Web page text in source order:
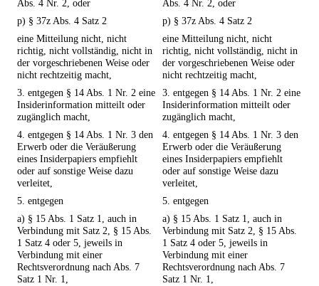
Abs. 4 Nr. 2, oder
Abs. 4 Nr. 2, oder
p) § 37z Abs. 4 Satz 2
p) § 37z Abs. 4 Satz 2
eine Mitteilung nicht, nicht
richtig, nicht vollständig, nicht in
der vorgeschriebenen Weise oder
nicht rechtzeitig macht,
eine Mitteilung nicht, nicht
richtig, nicht vollständig, nicht in
der vorgeschriebenen Weise oder
nicht rechtzeitig macht,
3. entgegen § 14 Abs. 1 Nr. 2 eine
Insiderinformation mitteilt oder
zugänglich macht,
3. entgegen § 14 Abs. 1 Nr. 2 eine
Insiderinformation mitteilt oder
zugänglich macht,
4. entgegen § 14 Abs. 1 Nr. 3 den
Erwerb oder die Veräußerung
eines Insiderpapiers empfiehlt
oder auf sonstige Weise dazu
verleitet,
4. entgegen § 14 Abs. 1 Nr. 3 den
Erwerb oder die Veräußerung
eines Insiderpapiers empfiehlt
oder auf sonstige Weise dazu
verleitet,
5. entgegen
5. entgegen
a) § 15 Abs. 1 Satz 1, auch in
Verbindung mit Satz 2, § 15 Abs.
1 Satz 4 oder 5, jeweils in
Verbindung mit einer
Rechtsverordnung nach Abs. 7
Satz 1 Nr. 1,
a) § 15 Abs. 1 Satz 1, auch in
Verbindung mit Satz 2, § 15 Abs.
1 Satz 4 oder 5, jeweils in
Verbindung mit einer
Rechtsverordnung nach Abs. 7
Satz 1 Nr. 1,